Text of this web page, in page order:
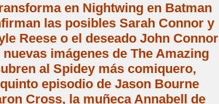
en Nightwing en Batman
las posibles Sarah Connor y
Reese o el deseado John Connor
imágenes de The Amazing
al Spidey más comiquero,
episodio de Jason Bourne
Cross, la muñeca Annabell de